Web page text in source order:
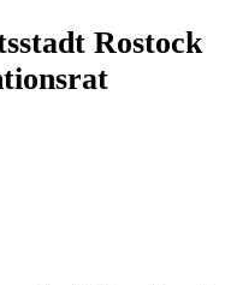
Rostock